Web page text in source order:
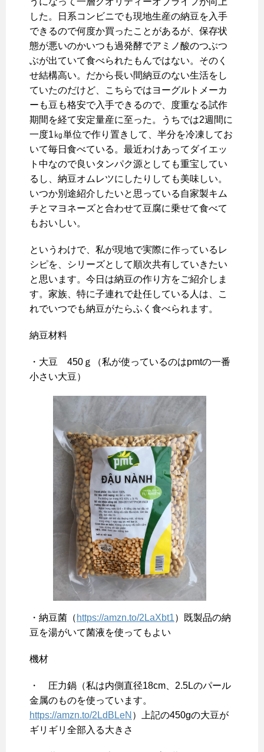
した。日系コンビニでも現地生産の納豆を入手
できるので何度か買ったことがあるが、保存状
態が悪いのかいつも過発酵でアミノ酸のつぶつ
ぶが出ていて食べられたもんではない。そのく
せ結構高い。だから長い間納豆のない生活をし
ていたのだけど、こちらではヨーグルトメーカ
ーも豆も格安で入手できるので、度重なる試作
期間を経て安定量産に至った。うちでは2週間に
一度1㎏単位で作り置きして、半分を冷凍してお
いて毎日食べている。最近わけあってダイエッ
ト中なので良いタンパク源としても重宝してい
るし、納豆オムレツにしたりしても美味しい。
いつか別途紹介したいと思っている自家製キム
チとマヨネーズと合わせて豆腐に乗せて食べて
もおいしい。
というわけで、私が現地で実際に作っているレ
シピを、シリーズとして順次共有していきたい
と思います。今日は納豆の作り方をご紹介しま
す。家族、特に子連れで赴任している人は、こ
れでいつでも納豆がたらふく食べられます。
納豆材料
・大豆 450ｇ（私が使っているのはpmtの一番
小さい大豆）
・納豆菌（ https://amzn.to/2LaXbt1）既製品の納
豆を湯がいて菌液を使ってもよい
機材
・ 圧力鍋（私は内側直径18cm、2.5Lのパール
金属のものを使っています。
https://amzn.to/2LdBLeN ）上記の450gの大豆が
ギリギリ全部入る大きさ